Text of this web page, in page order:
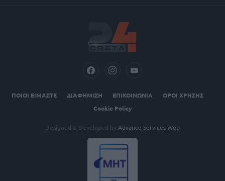
ΠΟΙΟΙ ΕΙΜΑΣΤΕ ΔΙΑΦΗΜΙΣΗ ΕΠΙΚΟΙΝΩΝΙΑ
ΟΡΟΙ ΧΡΗΣΗΣ
Cookie Policy
Designed & Developed by Advance Services Web